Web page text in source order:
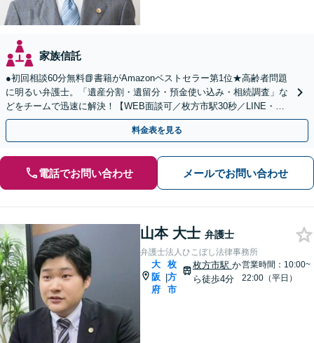
家族信託
●初回相談60分無料📗書籍がAmazonベストセラー第1位★高齢者問題
に明るい弁護士。「遺産分割・遺留分・預金使い込み・相続調査」な
どをチームで迅速に解決！【WEB面談可／枚方市駅30秒／LINE・電
話・メールで予約OK】
料金表を見る
電話でお問い合わせ メールでお問い合わせ
山本 大士 弁護士
弁護士法人ひこぼし法律事務所
大
阪
府
|
枚
方
市
枚方市駅 か
ら徒歩4分
営業時間：10:00~
22:00（平日）